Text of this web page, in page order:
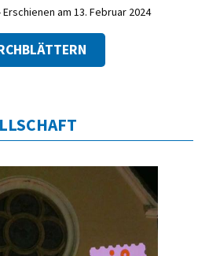
am 13. Februar 2024